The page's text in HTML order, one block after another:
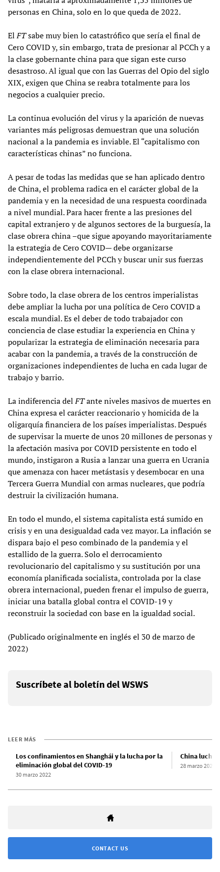
personas en China, solo en lo que queda de 2022.
ElFTsabe muy bien lo catastrófico que sería el final de
Cero COVID y, sin embargo, trata de presionar al PCCh y a
la clase gobernante china para que sigan este curso
desastroso. Al igual que con las Guerras del Opio del siglo
XIX, exigen que China se reabra totalmente para los
negocios a cualquier precio.
La continua evolución del virus y la aparición de nuevas
variantes más peligrosas demuestran que una solución
nacional a la pandemia es inviable. El “capitalismo con
características chinas” no funciona.
A pesar de todas las medidas que se han aplicado dentro
de China, el problema radica en el carácter global de la
pandemia y en la necesidad de una respuesta coordinada
a nivel mundial. Para hacer frente a las presiones del
capital extranjero y de algunos sectores de la burguesía, la
clase obrera china –que sigue apoyando mayoritariamente
la estrategia de Cero COVID— debe organizarse
independientemente del PCCh y buscar unir sus fuerzas
con la clase obrera internacional.
Sobre todo, la clase obrera de los centros imperialistas
debe ampliar la lucha por una política de Cero COVID a
escala mundial. Es el deber de todo trabajador con
conciencia de clase estudiar la experiencia en China y
popularizar la estrategia de eliminación necesaria para
acabar con la pandemia, a través de la construcción de
organizaciones independientes de lucha en cada lugar de
trabajo y barrio.
La indiferencia delFTante niveles masivos de muertes en
China expresa el carácter reaccionario y homicida de la
oligarquía financiera de los países imperialistas. Después
de supervisar la muerte de unos 20 millones de personas y
la afectación masiva por COVID persistente en todo el
mundo, instigaron a Rusia a lanzar una guerra en Ucrania
que amenaza con hacer metástasis y desembocar en una
Tercera Guerra Mundial con armas nucleares, que podría
destruir la civilización humana.
En todo el mundo, el sistema capitalista está sumido en
crisis y en una desigualdad cada vez mayor. La inflación se
dispara bajo el peso combinado de la pandemia y el
estallido de la guerra. Solo el derrocamiento
revolucionario del capitalismo y su sustitución por una
economía planificada socialista, controlada por la clase
obrera internacional, pueden frenar el impulso de guerra,
iniciar una batalla global contra el COVID-19 y
reconstruir la sociedad con base en la igualdad social.
(Publicado originalmente en inglés el 30 de marzo de
2022)
Suscríbete al boletín del WSWS
LEER MÁS
Los confinamientos en Shanghái y la lucha por la
eliminación global del COVID-19
30 marzo 2022
China lucha
28 marzo 2022
CONTACT US